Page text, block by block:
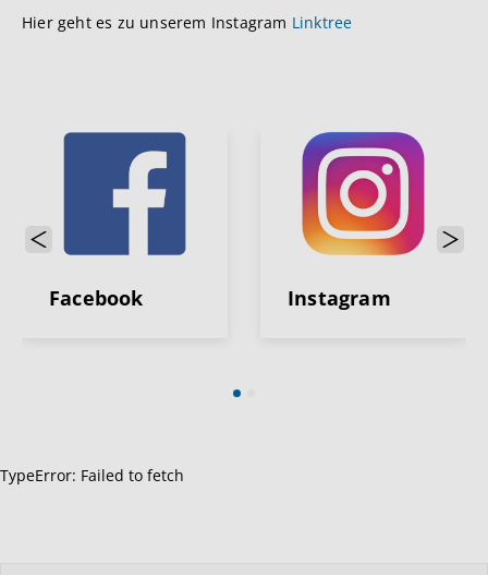
Hier geht es zu unserem Instagram Linktree
Facebook Instagram
Previous Next
TypeError: Failed to fetch